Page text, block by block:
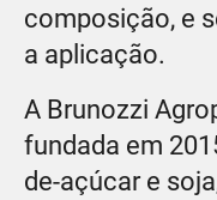
composição, e
a aplicação.
A Brunozzi
fundada em
de-açúcar e